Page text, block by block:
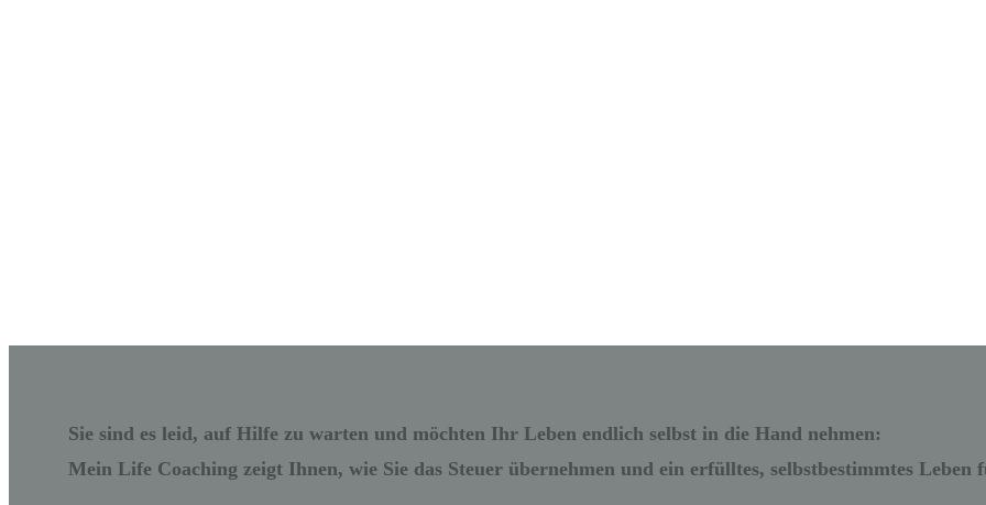
Sie sind es leid, auf Hilfe zu warten und möchten Ihr Leben endlich selbst in die Hand nehmen:
Mein Life Coaching zeigt Ihnen, wie Sie das Steuer übernehmen und ein erfülltes, selbstbestimmtes Leben